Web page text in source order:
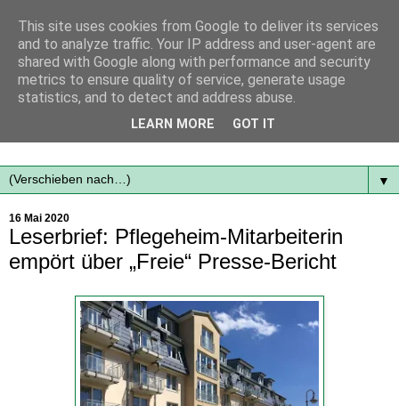
Mit frischen Themen aus der Region immer auf dem
▼
16 Mai 2020
Leserbrief: Pflegeheim-Mitarbeiterin
empört über „Freie“ Presse-Bericht
This site uses cookies from Google to deliver its services
and to analyze traffic. Your IP address and user-agent are
shared with Google along with performance and security
metrics to ensure quality of service, generate usage
statistics, and to detect and address abuse.
LEARN MORE GOT IT